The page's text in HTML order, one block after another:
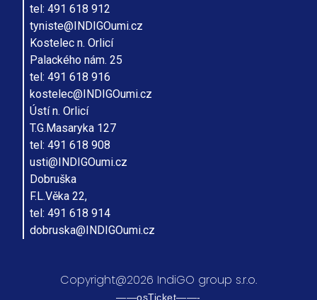
tel: 491 618 912
tyniste@INDIGOumi.cz
Kostelec n. Orlicí
Palackého nám. 25
tel: 491 618 916
kostelec@INDIGOumi.cz
Ústí n. Orlicí
T.G.Masaryka 127
tel: 491 618 908
usti@INDIGOumi.cz
Dobruška
F.L.Věka 22,
tel: 491 618 914
dobruska@INDIGOumi.cz
Copyright@2026 IndiGO group s.r.o.
——osTicket——-